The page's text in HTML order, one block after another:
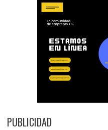
PUBLICIDAD